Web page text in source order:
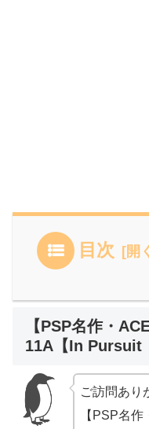
目次
【PSP名作・
11A【In Pursuit
ご訪問あり
【PSP名